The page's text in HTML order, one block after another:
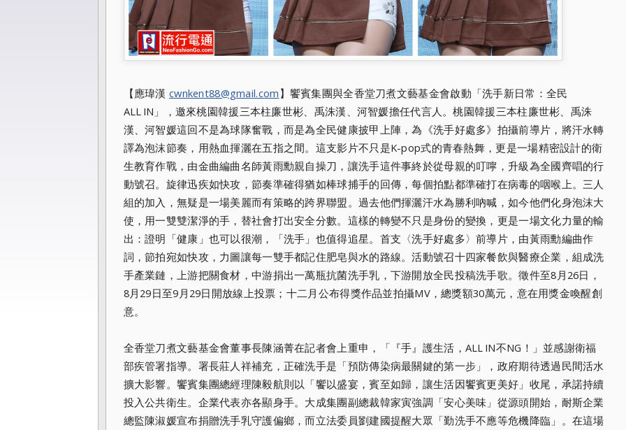
【應瑋漢 cwnkent88@gmail.com 】饗賓集團與全香堂刀煮文藝基金會啟動「洗手新日常：全民
ALL IN」，邀來桃園韓援三本柱廉世彬、禹洙漢、河智媛擔任代言人。桃園韓援三本柱廉世彬、禹洙
漢、河智媛這回不是為球隊奮戰，而是為全民健康披甲上陣，為《洗手好處多》拍攝前導片，將汗水轉
譯為泡沫節奏，用熱血揮灑在五指之間。這支影片不只是K-pop式的青春熱舞，更是一場精密設計的衛
生教育作戰，由金曲編曲名師黃雨勳親自操刀，讓洗手這件事終於從母親的叮嚀，升級為全國齊唱的行
動號召。旋律迅疾如快攻，節奏準確得猶如棒球捕手的回傳，每個拍點都準確打在病毒的咽喉上。三人
組的加入，無疑是一場美麗而有策略的跨界聯盟。過去他們揮灑汗水為勝利吶喊，如今他們化身泡沫大
使，用一雙雙潔淨的手，替社會打出安全分數。這樣的轉變不只是身份的變換，更是一場文化力量的輸
出：證明「健康」也可以很潮，「洗手」也值得追星。首支〈洗手好處多〉前導片，由黃雨勳編曲作
詞，節拍宛如快攻，力圖讓每一雙手都記住肥皂與水的路線。活動號召十四家餐飲與醫療企業，組成洗
手產業鏈，上游把關食材，中游捐出一萬瓶抗菌洗手乳，下游開放全民投稿洗手歌。徵件至8月26日，
8月29日至9月29日開放線上投票；十二月公布得獎作品並拍攝MV，總獎額30萬元，意在用獎金喚醒創
意。
全香堂刀煮文藝基金會董事長陳涵菁在記者會上重申，「『手』護生活，ALL IN不NG！」並感謝衛福
部疾管署指導。署長莊人祥補充，正確洗手是「預防傳染病最關鍵的第一步」，政府期待透過民間活水
擴大影響。饗賓集團總經理陳毅航則以「饗以盛宴，賓至如歸，讓生活因饗賓更美好」收尾，承諾持續
投入公共衛生。企業代表亦各顯身手。大成集團副總裁韓家寅強調「安心美味」從源頭開始，耐斯企業
總監陳淑媛宣布捐贈洗手乳守護偏鄉，而立法委員劉建國提醒大眾「勤洗手不應等危機降臨」。在這場